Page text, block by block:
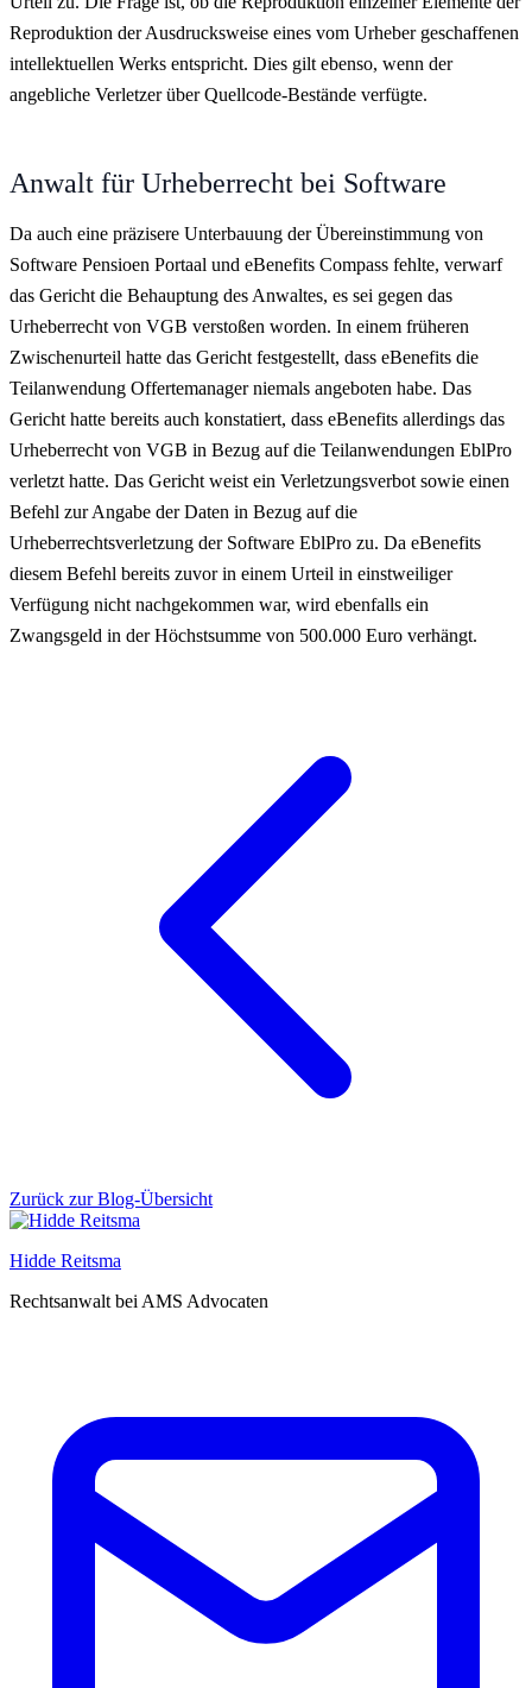
Reproduktion der Ausdrucksweise eines vom Urheber geschaffenen
intellektuellen Werks entspricht. Dies gilt ebenso, wenn der
angebliche Verletzer über Quellcode-Bestände verfügte.
Anwalt für Urheberrecht bei Software
Da auch eine präzisere Unterbauung der Übereinstimmung von
Software Pensioen Portaal und eBenefits Compass fehlte, verwarf
das Gericht die Behauptung des Anwaltes, es sei gegen das
Urheberrecht von VGB verstoßen worden. In einem früheren
Zwischenurteil hatte das Gericht festgestellt, dass eBenefits die
Teilanwendung Offertemanager niemals angeboten habe. Das
Gericht hatte bereits auch konstatiert, dass eBenefits allerdings das
Urheberrecht von VGB in Bezug auf die Teilanwendungen EblPro
verletzt hatte. Das Gericht weist ein Verletzungsverbot sowie einen
Befehl zur Angabe der Daten in Bezug auf die
Urheberrechtsverletzung der Software EblPro zu. Da eBenefits
diesem Befehl bereits zuvor in einem Urteil in einstweiliger
Verfügung nicht nachgekommen war, wird ebenfalls ein
Zwangsgeld in der Höchstsumme von 500.000 Euro verhängt.
Zurück zur Blog-Übersicht
Hidde Reitsma
Rechtsanwalt bei AMS Advocaten